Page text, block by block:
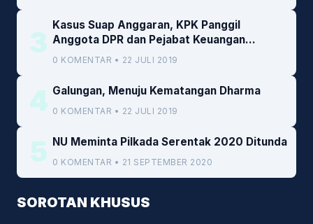
3
Kasus Suap Anggaran, KPK Panggil
Anggota DPR dan Pejabat Keuangan
Kemenkeu
0 KOMENTAR • 22 JULI 2019
4 Galungan, Menuju Kematangan Dharma
0 KOMENTAR • 22 JULI 2019
5 NU Meminta Pilkada Serentak 2020 Ditunda
0 KOMENTAR • 21 SEPTEMBER 2020
SOROTAN KHUSUS